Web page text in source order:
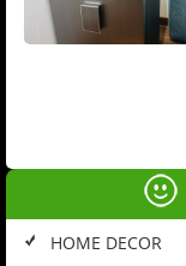
HOME DECOR